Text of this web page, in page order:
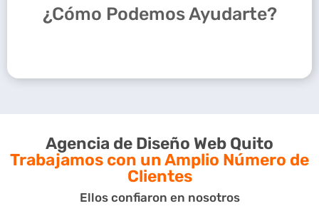
rendimiento e
integraciones con ERP u
sociales.
Imagen de Marca.
Ahorra en gastos
clientes.
Web administrables.
Diseño web Quito
personalizado,
¿Cómo Podemos Ayudarte?
Agencia de Diseño Web Quito
Trabajamos con un Amplio Número de
Clientes
Ellos confiaron en nosotros